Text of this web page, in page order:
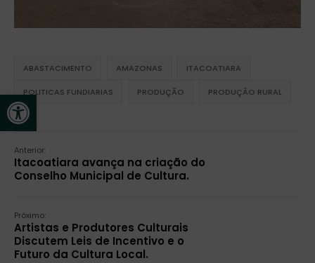
Open toolbar
ABASTACIMENTO AMAZONAS ITACOATIARA
POLITICAS FUNDIARIAS PRODUÇÃO PRODUÇÃO RURAL
Anterior:
Itacoatiara avança na criação do
Conselho Municipal de Cultura.
Próximo:
Artistas e Produtores Culturais
Discutem Leis de Incentivo e o
Futuro da Cultura Local.